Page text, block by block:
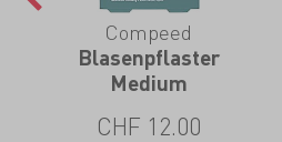
Compeed
Blasenpflaster
Medium
CHF 12.00